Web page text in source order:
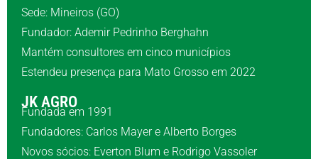
Sede: Mineiros (GO)
Fundador: Ademir Pedrinho Berghahn
Mantém consultores em cinco municípios
Estendeu presença para Mato Grosso em 2022
JK AGRO
Fundada em 1991
Fundadores: Carlos Mayer e Alberto Borges
Novos sócios: Everton Blum e Rodrigo Vassoler